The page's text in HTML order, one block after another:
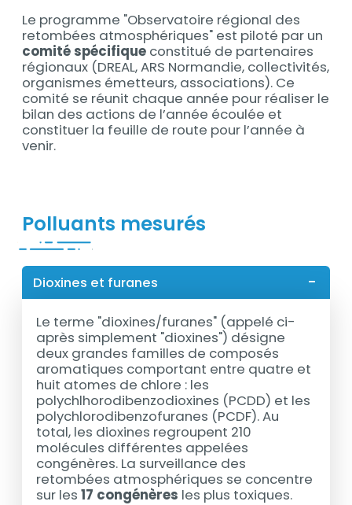
Le programme "Observatoire régional des
retombées atmosphériques" est piloté par un
comité spécifiqueconstitué de partenaires
régionaux (DREAL, ARS Normandie, collectivités,
organismes émetteurs, associations). Ce
comité se réunit chaque année pour réaliser le
bilan des actions de l’année écoulée et
constituer la feuille de route pour l’année à
venir.
Titre
Polluants mesurés
Dioxines et furanes
Le terme "dioxines/furanes" (appelé ci-
après simplement "dioxines") désigne
deux grandes familles de composés
aromatiques comportant entre quatre et
huit atomes de chlore : les
polychlhorodibenzodioxines (PCDD) et les
polychlorodibenzofuranes (PCDF). Au
total, les dioxines regroupent 210
molécules différentes appelées
congénères. La surveillance des
retombées atmosphériques se concentre
sur les17 congénères les plus toxiques.